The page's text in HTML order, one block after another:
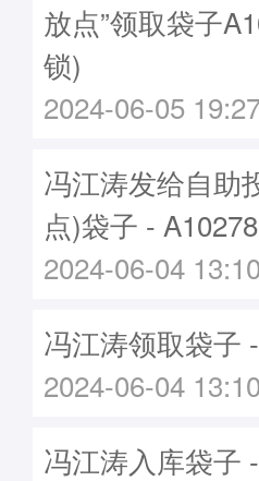
放点”领取袋子
锁)
2024-06-05
冯江涛发给自助
点)袋子 -
2024-06-04
冯江涛领取袋子
2024-06-04
冯江涛入库袋子